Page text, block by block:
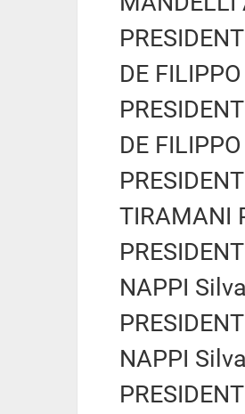
DE
DE
TIRAMANI
NAPPI
NAPPI